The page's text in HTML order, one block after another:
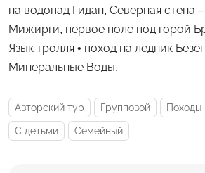
на водопад Гидан, Северная стена
Мижирги, первое поле под горой
Язык тролля • поход на ледник
Минеральные Воды.
Авторский тур Групповой Походы
С детьми Семейный